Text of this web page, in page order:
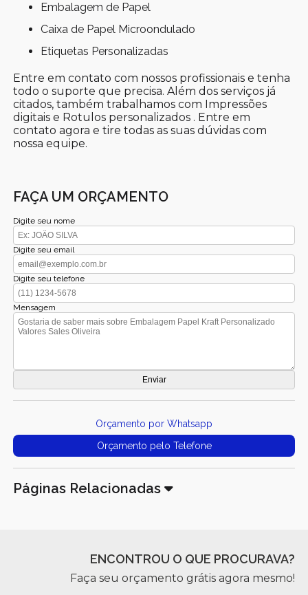
Embalagem de Papel
Caixa de Papel Microondulado
Etiquetas Personalizadas
Entre em contato com nossos profissionais e tenha
todo o suporte que precisa. Além dos serviços já
citados, também trabalhamos com Impressões
digitais e Rotulos personalizados . Entre em
contato agora e tire todas as suas dúvidas com
nossa equipe.
FAÇA UM ORÇAMENTO
Digite seu nome
Digite seu email
Digite seu telefone
Mensagem
Orçamento por Whatsapp
Orçamento pelo Telefone
Páginas Relacionadas
ENCONTROU O QUE PROCURAVA?
Faça seu orçamento grátis agora mesmo!